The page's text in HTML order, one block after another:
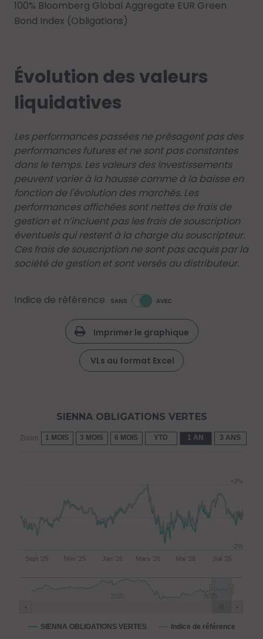
100% Bloomberg Global Aggregate EUR Green
Bond Index (Obligations)
Évolution des valeurs
liquidatives
Les performances passées ne présagent pas des
performances futures et ne sont pas constantes
dans le temps. Les valeurs des investissements
peuvent varier à la hausse comme à la baisse en
fonction de l'évolution des marchés. Les
performances affichées sont nettes de frais de
gestion et n’incluent pas les frais de souscription
éventuels qui restent à la charge du souscripteur.
Ces frais de souscription ne sont pas acquis par la
société de gestion et sont versés au distributeur.
Indice de référence SANS AVEC
Imprimer le graphique
VLs au format Excel
Zoom 1 MOIS 3 MOIS 6 MOIS YTD 1 AN 3 ANS
SIENNA OBLIGATIONS VERTES
SIENNA OBLIGATIONS VERTES Indice de référence
Sept '25 Nov '25 Jan '26 Mars '26 Mai '26 Juil '26
-2%
0%
+2%